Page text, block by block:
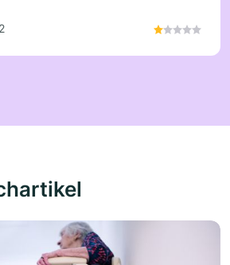
nun bearbeitet wird oder nicht!
Kundenservice!!!